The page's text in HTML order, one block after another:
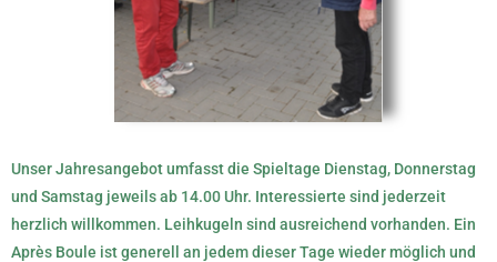
Unser Jahresangebot umfasst die Spieltage Dienstag, Donnerstag
und Samstag jeweils ab 14.00 Uhr. Interessierte sind jederzeit
herzlich willkommen. Leihkugeln sind ausreichend vorhanden. Ein
Après Boule ist generell an jedem dieser Tage wieder möglich und